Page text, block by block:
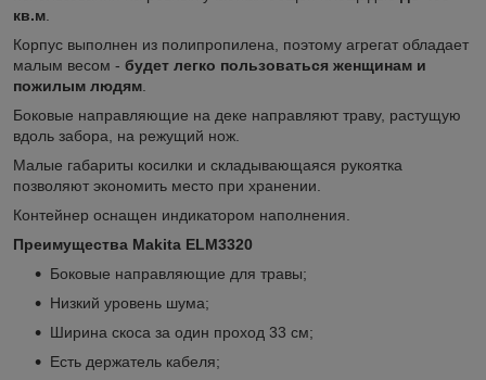
кв.м
Корпус выполнен из полипропилена, поэтому агрегат обладает
малым весом - будет легко пользоваться женщинам и
пожилым людям
Боковые направляющие на деке направляют траву, растущую
вдоль забора, на режущий нож.
Малые габариты косилки и складывающаяся рукоятка
позволяют экономить место при хранении.
Контейнер оснащен индикатором наполнения.
Преимущества Makita ELM3320
Боковые направляющие для травы;
Низкий уровень шума;
Ширина скоса за один проход 33 см;
Есть держатель кабеля;